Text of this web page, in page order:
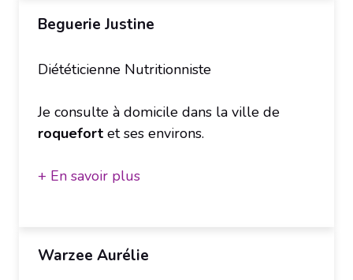
Beguerie Justine
Diététicienne Nutritionniste
Je consulte à domicile dans la ville de
roquefort et ses environs.
+ En savoir plus
Warzee Aurélie